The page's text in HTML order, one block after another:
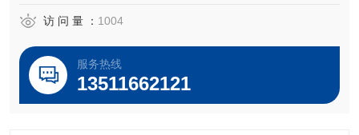
访 问 量 ： 1004
服务热线
13511662121